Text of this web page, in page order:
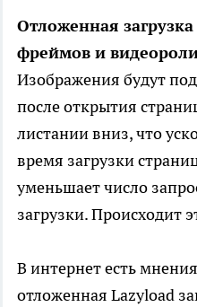
Отложенная
фреймов и
Изображения будут
после открытия
листании вниз, что
время загрузки
уменьшает число
загрузки. Происходит
В интернет есть
отложенная Lazyload